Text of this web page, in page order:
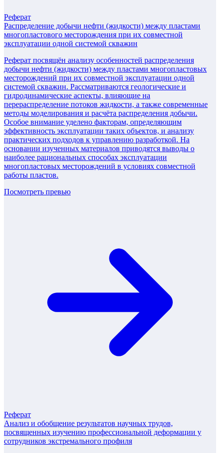
Реферат
Распределение добычи нефти (жидкости) между пластами
многопластового месторождения при их совместной
эксплуатации одной системой скважин
Реферат посвящён анализу особенностей распределения
добычи нефти (жидкости) между пластами многопластовых
месторождений при их совместной эксплуатации одной
системой скважин. Рассматриваются геологические и
гидродинамические аспекты, влияющие на
перераспределение потоков жидкости, а также современные
методы моделирования и расчёта распределения добычи.
Особое внимание уделено факторам, определяющим
эффективность эксплуатации таких объектов, и анализу
практических подходов к управлению разработкой. На
основании изученных материалов приводятся выводы о
наиболее рациональных способах эксплуатации
многопластовых месторождений в условиях совместной
работы пластов.
Посмотреть превью
Реферат
Анализ и обобщение результатов научных трудов,
посвященных изучению профессиональной деформации у
сотрудников экстремального профиля